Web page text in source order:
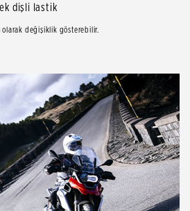
dişli lastik
değişiklik gösterebilir.